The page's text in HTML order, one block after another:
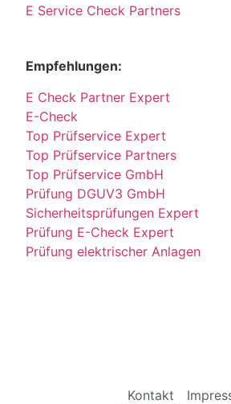
E Service Check Partners
Empfehlungen:
E Check Partner Expert
E-Check
Top Prüfservice Expert
Top Prüfservice Partners
Top Prüfservice GmbH
Prüfung DGUV3 GmbH
Sicherheitsprüfungen Expert
Prüfung E-Check Expert
Prüfung elektrischer Anlagen
Kontakt